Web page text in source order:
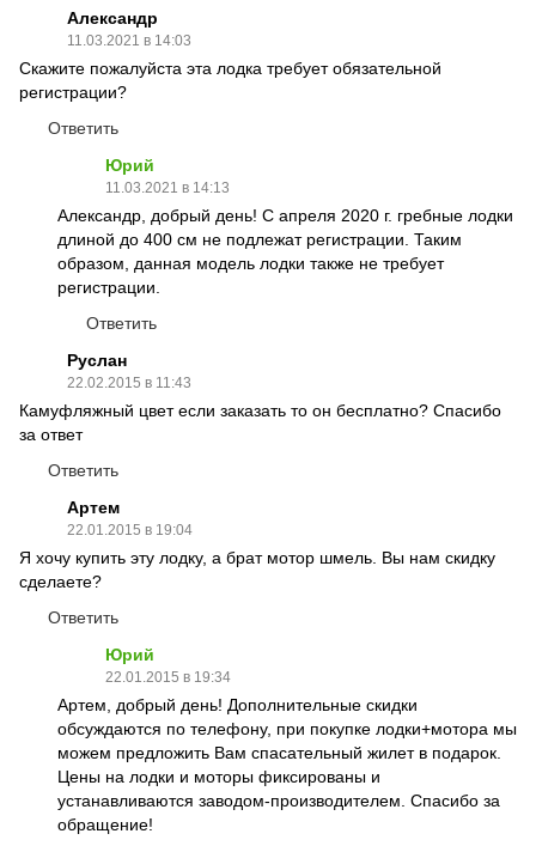
Александр
11.03.2021 в 14:03
Скажите пожалуйста эта лодка требует обязательной
регистрации?
Ответить
Юрий
11.03.2021 в 14:13
Александр, добрый день! С апреля 2020 г. гребные лодки
длиной до 400 см не подлежат регистрации. Таким
образом, данная модель лодки также не требует
регистрации.
Ответить
Руслан
22.02.2015 в 11:43
Камуфляжный цвет если заказать то он бесплатно? Спасибо
за ответ
Ответить
Артем
22.01.2015 в 19:04
Я хочу купить эту лодку, а брат мотор шмель. Вы нам скидку
сделаете?
Ответить
Юрий
22.01.2015 в 19:34
Артем, добрый день! Дополнительные скидки
обсуждаются по телефону, при покупке лодки+мотора мы
можем предложить Вам спасательный жилет в подарок.
Цены на лодки и моторы фиксированы и
устанавливаются заводом-производителем. Спасибо за
обращение!